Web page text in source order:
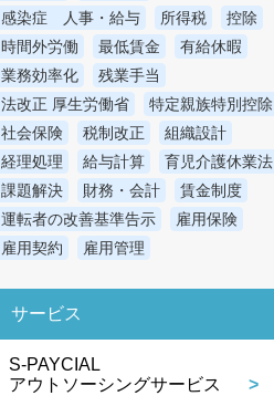
感染症 人事・給与
所得税
控除
時間外労働
最低賃金
有給休暇
業務効率化
残業手当
法改正 厚生労働省
特定親族特別控除
社会保険
税制改正
組織設計
経理処理
給与計算
育児介護休業法
課題解決
財務・会計
賃金制度
運転者の改善基準告示
雇用保険
雇用契約
雇用管理
サービス
S-PAYCIAL
アウトソーシングサービス